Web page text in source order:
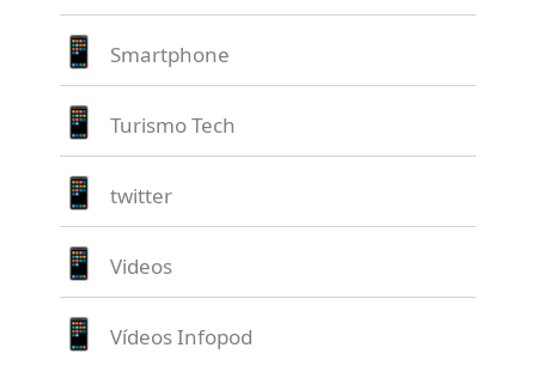
Smartphone
Turismo Tech
twitter
Videos
Vídeos Infopod